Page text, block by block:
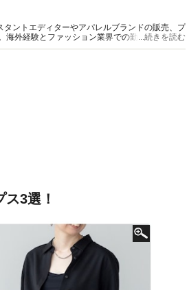
ントエディターやアパレルブランドの販売、プ
海外経験とファッション業界での勤務経験から
...続きを読む
3選！